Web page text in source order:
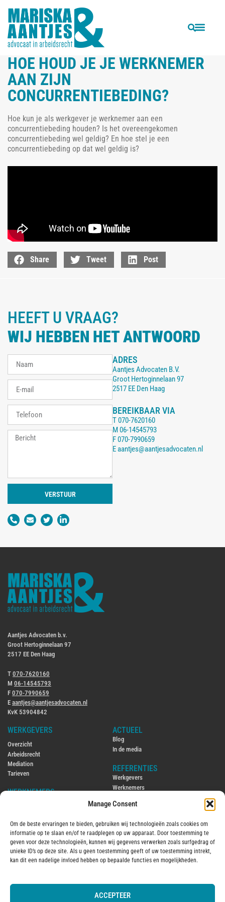
Manage Consent
Om de beste ervaringen te bieden, gebruiken wij technologieën zoals cookies om
informatie op te slaan en/of te raadplegen op uw apparaat. Door toestemming te
geven voor deze technologieën, kunnen wij gegevens verwerken zoals surfgedrag of
unieke ID’s op deze site. Als u geen toestemming geeft of uw toestemming intrekt,
kan dit een nadelige invloed hebben op bepaalde functies en mogelijkheden.
ACCEPTEER
VORIGE
Advies bij ontslag op staande voet
VOLGENDE
HOE HOUD JE JE WERKNEMER
AAN ZIJN
CONCURRENTIEBEDING?
Hoe kun je als werkgever je werknemer aan een
concurrentiebeding houden? Is het overeengekomen
concurrentiebeding wel geldig? En hoe stel je een
concurrentiebeding op dat wel geldig is?
Share Tweet Post
HEEFT U VRAAG?
WIJ HEBBEN HET ANTWOORD
VERSTUUR
ADRES
Aantjes Advocaten B.V.
Groot Hertoginnelaan 97
2517 EE Den Haag
BEREIKBAAR VIA
T070-7620160
M06-14545793
F070-7990659
Eaantjes@aantjesadvocaten.nl
Aantjes Advocaten b.v.
Groot Hertoginnelaan 97
2517 EE Den Haag
T 070-7620160
M 06-14545793
F 070-7990659
E aantjes@aantjesadvocaten.nl
KvK 53904842
WERKGEVERS
Overzicht
Arbeidsrecht
Mediation
Tarieven
WERKNEMERS
Ambtenarenrecht
Mediation
Tarieven
OVER MIJ
ACTUEEL
Blog
In de media
REFERENTIES
Werkgevers
Werknemers
CONTACT
ENGLISH
Hiring and firing employees in the
Netherlands
Employment law in the Netherlands